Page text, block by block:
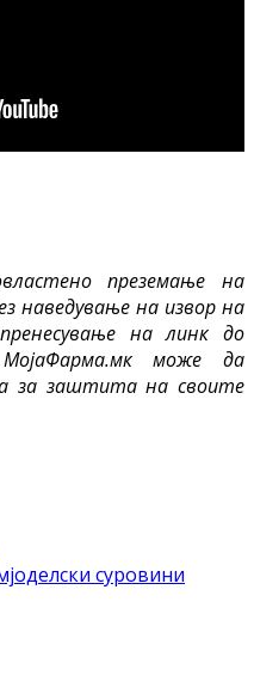
преземање на
наведување на извор на
на линк до
може да
за заштита на своите
суровини